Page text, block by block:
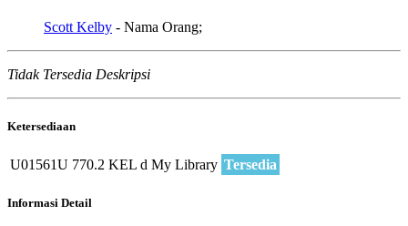
Scott Kelby - Nama Orang;
Tidak Tersedia Deskripsi
Ketersediaan
U01561U 770.2 KEL d My Library Tersedia
Informasi Detail